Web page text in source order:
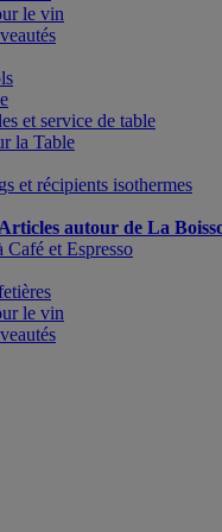
le vin
et service de table
la Table
et récipients isothermes
autour de La
Café et Espresso
le vin